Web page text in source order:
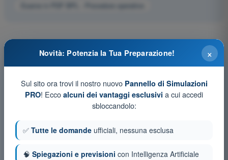
Esame in PDF BPL - Procedure operative
×
Novità: Potenzia la Tua Preparazione!
Sul sito ora trovi il nostro nuovo Pannello di Simulazioni
PRO! Ecco alcuni dei vantaggi esclusivi a cui accedi
sbloccandolo:
✅ Tutte le domande ufficiali, nessuna esclusa
🧠 Spiegazioni e previsioni con Intelligenza Artificiale